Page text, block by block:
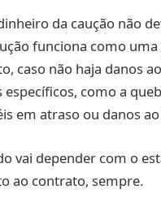
da caução não
funciona como
caso não haja danos
específicos, como a
em atraso ou danos
vai depender com o
ao contrato, sempre.